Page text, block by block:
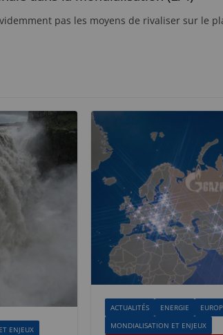
pas les moyens de rivaliser sur le
ENJEUX
ACTUALITÉS ENERGIE
MONDIALISATION ET ENJEUX